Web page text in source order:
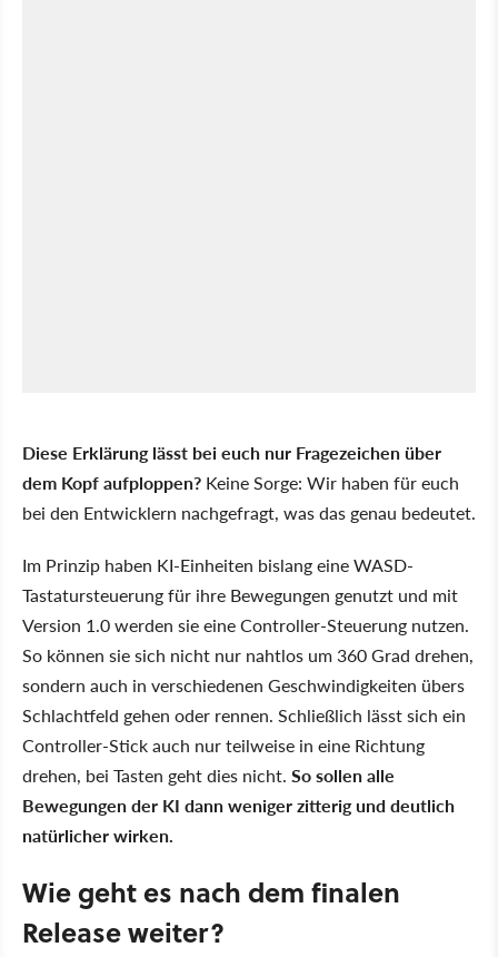
Diese Erklärung lässt bei euch nur Fragezeichen über
dem Kopf aufploppen? Keine Sorge: Wir haben für euch
bei den Entwicklern nachgefragt, was das genau bedeutet.
Im Prinzip haben KI-Einheiten bislang eine WASD-
Tastatursteuerung für ihre Bewegungen genutzt und mit
Version 1.0 werden sie eine Controller-Steuerung nutzen.
So können sie sich nicht nur nahtlos um 360 Grad drehen,
sondern auch in verschiedenen Geschwindigkeiten übers
Schlachtfeld gehen oder rennen. Schließlich lässt sich ein
Controller-Stick auch nur teilweise in eine Richtung
drehen, bei Tasten geht dies nicht. So sollen alle
Bewegungen der KI dann weniger zitterig und deutlich
natürlicher wirken.
Wie geht es nach dem finalen
Release weiter?